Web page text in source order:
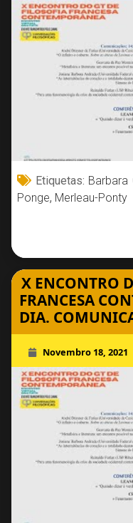
Etiquetas: Barbara
Ponge, Merleau-Ponty
X ENCONTRO
FRANCESA
DIA.
Novembro 18, 2021